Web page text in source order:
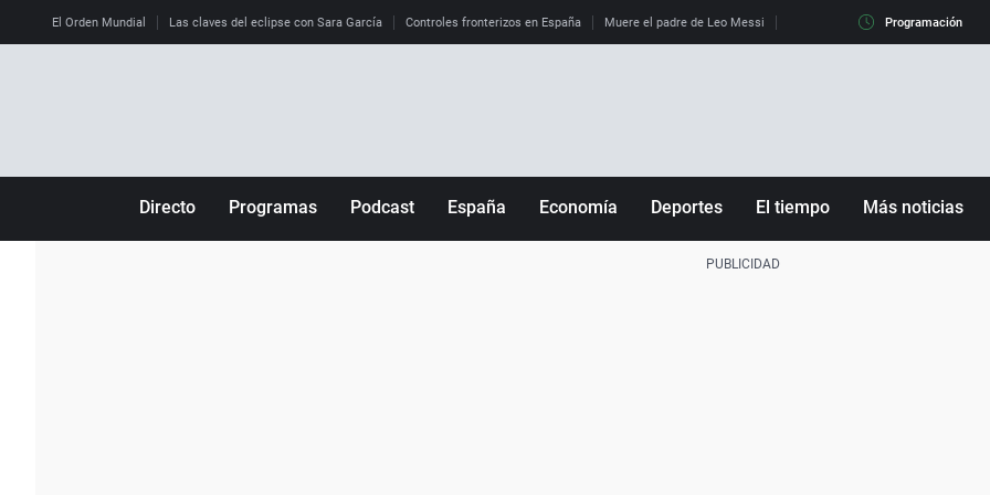
El Orden Mundial Las claves del eclipse con Sara García Controles fronterizos en España Muere el padre de Leo Messi La diferencia entre observar el
Programación
Directo Programas Podcast España Economía Deportes El tiempo Más noticias